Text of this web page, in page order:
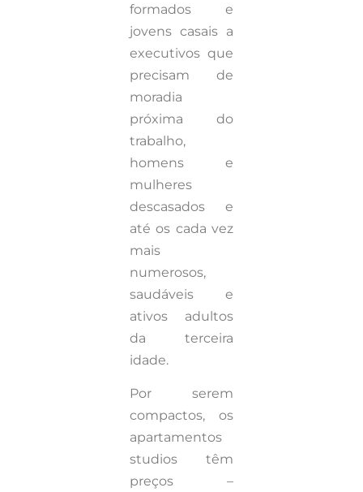
formados e
jovens casais a
executivos que
precisam de
moradia
próxima do
trabalho,
homens e
mulheres
descasados e
até os cada vez
mais
numerosos,
saudáveis e
ativos adultos
da terceira
idade.
Por serem
compactos, os
apartamentos
studios têm
preços –